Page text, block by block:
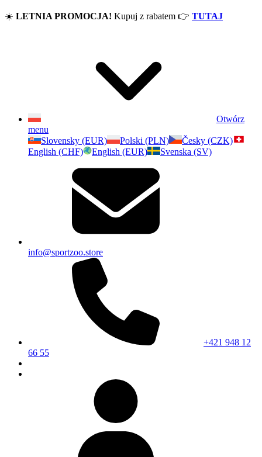
☀️ LETNIA PROMOCJA! Kupuj z rabatem 👉 TUTAJ
Otwórz
menu
Slovensky (EUR)
Polski (PLN)
Česky (CZK)
English (CHF)
English (EUR) Svenska (SV)
info@sportzoo.store
+421 948 12
66 55